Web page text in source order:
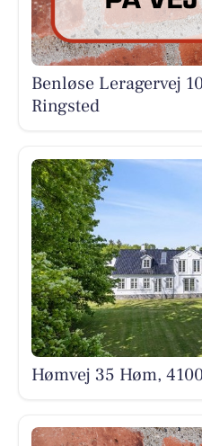
Benløse Leragervej
Ringsted
Hømvej 35 Høm,